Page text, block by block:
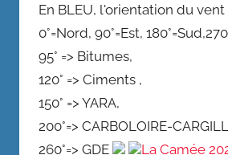
En BLEU, l'orientation du vent
0°=Nord, 90°=Est,
95° => Bitumes,
120° => Ciments ,
150° => YARA,
200°=> CARBOLOIRE-
260°=> GDE
La Camée